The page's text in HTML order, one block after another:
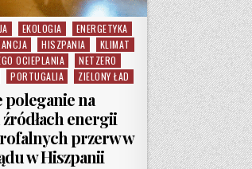
EKOLOGIA
ENERGETYKA
HISZPANIA
KLIMAT
OCIEPLANIA
NETZERO
PORTUGALIA ZIELONY ŁAD
na
energii
przerw w
w Hiszpanii